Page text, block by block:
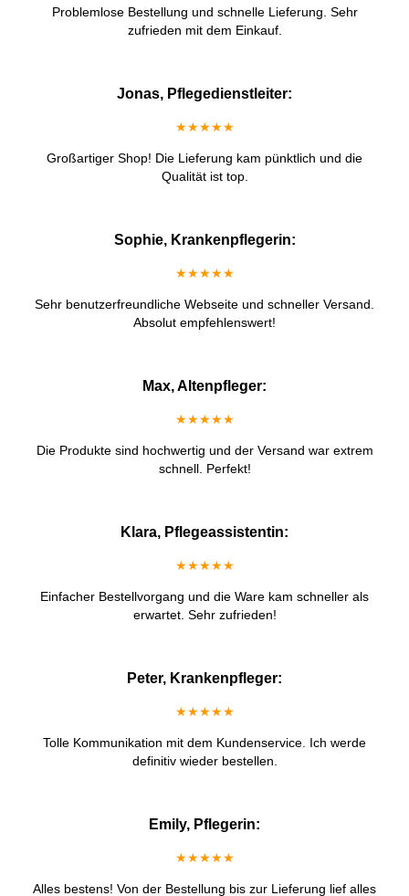
Problemlose Bestellung und schnelle Lieferung. Sehr
zufrieden mit dem Einkauf.
Jonas, Pflegedienstleiter:
★★★★★
Großartiger Shop! Die Lieferung kam pünktlich und die
Qualität ist top.
Sophie, Krankenpflegerin:
★★★★★
Sehr benutzerfreundliche Webseite und schneller Versand.
Absolut empfehlenswert!
Max, Altenpfleger:
★★★★★
Die Produkte sind hochwertig und der Versand war extrem
schnell. Perfekt!
Klara, Pflegeassistentin:
★★★★★
Einfacher Bestellvorgang und die Ware kam schneller als
erwartet. Sehr zufrieden!
Peter, Krankenpfleger:
★★★★★
Tolle Kommunikation mit dem Kundenservice. Ich werde
definitiv wieder bestellen.
Emily, Pflegerin:
★★★★★
Alles bestens! Von der Bestellung bis zur Lieferung lief alles